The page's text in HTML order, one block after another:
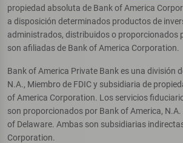
propiedad absoluta de Bank of America
a disposición determinados productos de
administrados, distribuidos o proporcionados
son afiliadas de Bank of America Corporation.
Bank of America Private Bank es una división
N.A., Miembro de FDIC y subsidiaria de
of America Corporation. Los servicios
son proporcionados por Bank of America, N.A.
of Delaware. Ambas son subsidiarias
Corporation.